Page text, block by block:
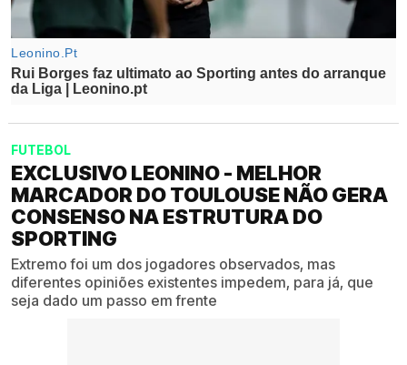
FUTEBOL
EXCLUSIVO LEONINO - MELHOR
MARCADOR DO TOULOUSE NÃO GERA
CONSENSO NA ESTRUTURA DO
SPORTING
Extremo foi um dos jogadores observados, mas
diferentes opiniões existentes impedem, para já, que
seja dado um passo em frente